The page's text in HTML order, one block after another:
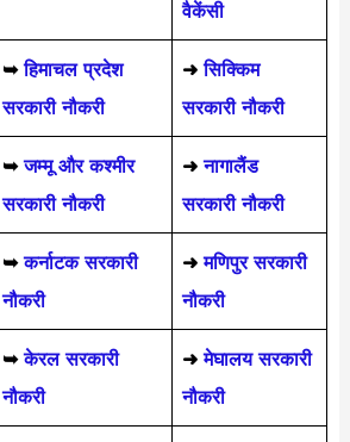
वैकेंसी
➥हिमाचल प्रदेश
सरकारी नौकरी
➜ सिक्किम
सरकारी नौकरी
➥जम्मू और कश्मीर
सरकारी नौकरी
➜ नागालैंड
सरकारी नौकरी
➥ कर्नाटक सरकारी
नौकरी
➜ मणिपुर सरकारी
नौकरी
➥ केरल सरकारी
नौकरी
➜ मेघालय सरकारी
नौकरी